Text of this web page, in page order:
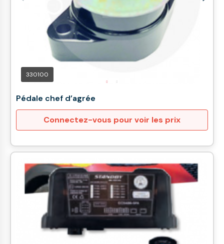
330100
Pédale chef d’agrée
Connectez-vous pour voir les prix